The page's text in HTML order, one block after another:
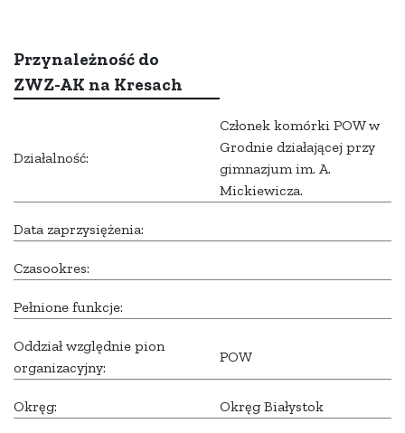
Przynależność do
ZWZ-AK na Kresach
Działalność:
Członek komórki POW w
Grodnie działającej przy
gimnazjum im. A.
Mickiewicza.
Data zaprzysiężenia:
Czasookres:
Pełnione funkcje:
Oddział względnie pion
organizacyjny:
POW
Okręg: Okręg Białystok